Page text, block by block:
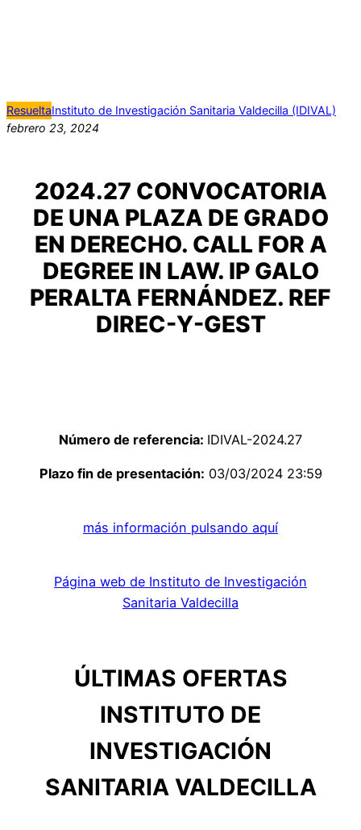
ResueltaInstituto de Investigación Sanitaria Valdecilla (IDIVAL)
febrero 23, 2024
2024.27 CONVOCATORIA
DE UNA PLAZA DE GRADO
EN DERECHO. CALL FOR A
DEGREE IN LAW. IP GALO
PERALTA FERNÁNDEZ. REF
DIREC-Y-GEST
Número de referencia: IDIVAL-2024.27
Plazo fin de presentación: 03/03/2024 23:59
más información pulsando aquí
Página web de Instituto de Investigación
Sanitaria Valdecilla
ÚLTIMAS OFERTAS
INSTITUTO DE
INVESTIGACIÓN
SANITARIA VALDECILLA